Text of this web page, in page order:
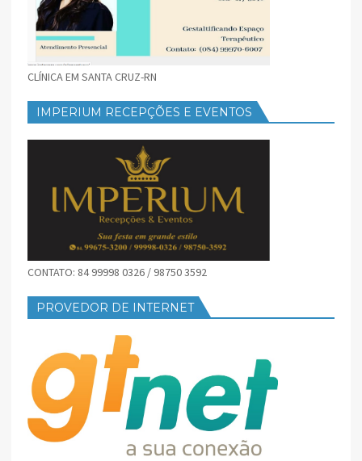
CLÍNICA EM SANTA CRUZ-RN
IMPERIUM RECEPÇÕES E EVENTOS
CONTATO: 84 99998 0326 / 98750 3592
PROVEDOR DE INTERNET